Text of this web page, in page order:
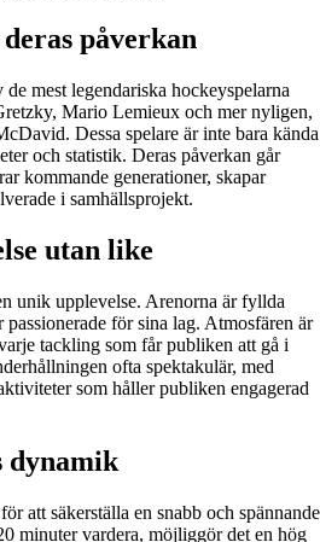
påverkan
mest legendariska hockeyspelarna
Mario Lemieux och mer nyligen,
Dessa spelare är inte bara kända
och statistik. Deras påverkan går
kommande generationer, skapar
i samhällsprojekt.
utan like
unik upplevelse. Arenorna är fyllda
passionerade för sina lag. Atmosfären är
tackling som får publiken att gå i
ofta spektakulär, med
som håller publiken engagerad
dynamik
att säkerställa en snabb och spännande
minuter vardera, möjliggör det en hög